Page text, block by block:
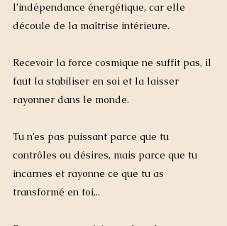
l’indépendance énergétique, car elle
découle de la maîtrise intérieure.
Recevoir la force cosmique ne suffit pas, il
faut la stabiliser en soi et la laisser
rayonner dans le monde.
Tu n’es pas puissant parce que tu
contrôles ou désires, mais parce que tu
incarnes et rayonne ce que tu as
transformé en toi...